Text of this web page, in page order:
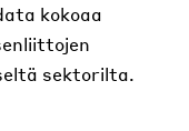
kokoaa
sektorilta.